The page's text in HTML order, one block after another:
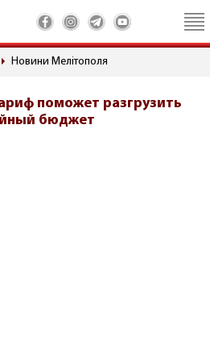
Новини Мелітополя
поможет разгрузить
бюджет